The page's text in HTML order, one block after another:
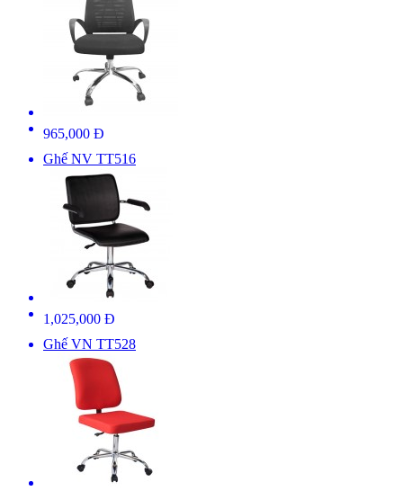
965,000 Đ
Ghế NV TT516
1,025,000 Đ
Ghế VN TT528